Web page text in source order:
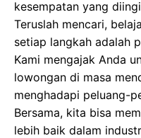
kesempatan yang
Teruslah mencari,
setiap langkah adalah
Kami mengajak Anda
lowongan di masa
menghadapi peluang-
Bersama, kita bisa
lebih baik dalam